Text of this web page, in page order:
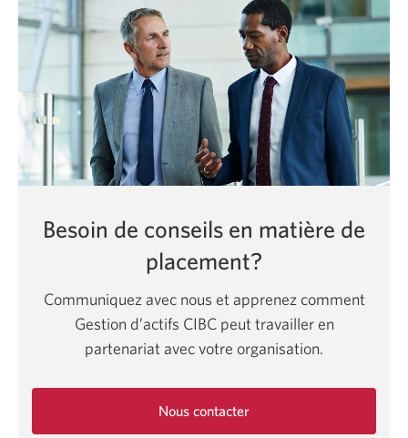
s’affichera.
Besoin de conseils en matière de
placement?
Communiquez avec nous et apprenez comment
Gestion d’actifs CIBC peut travailler en
partenariat avec votre organisation.
Nous contacter